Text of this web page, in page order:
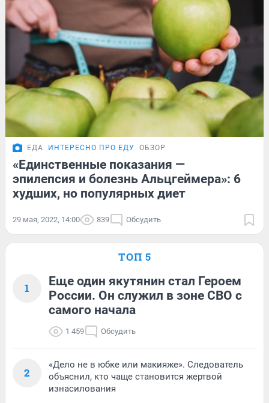
ЕДА ИНТЕРЕСНО ПРО ЕДУ ОБЗОР
«Единственные показания —
эпилепсия и болезнь Альцгеймера»: 6
худших, но популярных диет
29 мая, 2022, 14:00 839 Обсудить
ТОП 5
1
Еще один якутянин стал Героем
России. Он служил в зоне СВО с
самого начала
1 459 Обсудить
2
«Дело не в юбке или макияже». Следователь
объяснил, кто чаще становится жертвой
изнасилования